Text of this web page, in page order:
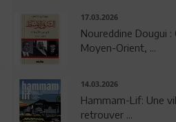
17.03.2026
Noureddine Dougui :
Moyen-Orient, ...
14.03.2026
Hammam-Lif: Une
retrouver ...